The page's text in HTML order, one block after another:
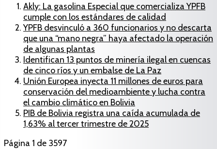
Akly: La gasolina Especial que comercializa YPFB
cumple con los estándares de calidad
YPFB desvinculó a 360 funcionarios y no descarta
que una “mano negra” haya afectado la operación
de algunas plantas
Identifican 13 puntos de minería ilegal en cuencas
de cinco ríos y un embalse de La Paz
Unión Europea inyecta 11 millones de euros para
conservación del medioambiente y lucha contra
el cambio climático en Bolivia
PIB de Bolivia registra una caída acumulada de
1,63% al tercer trimestre de 2025
Página 1 de 3597